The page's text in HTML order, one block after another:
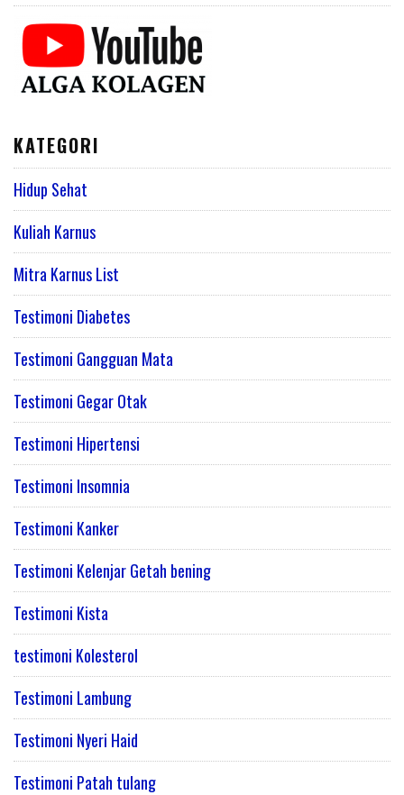
KATEGORI
Hidup Sehat
Kuliah Karnus
Mitra Karnus List
Testimoni Diabetes
Testimoni Gangguan Mata
Testimoni Gegar Otak
Testimoni Hipertensi
Testimoni Insomnia
Testimoni Kanker
Testimoni Kelenjar Getah bening
Testimoni Kista
testimoni Kolesterol
Testimoni Lambung
Testimoni Nyeri Haid
Testimoni Patah tulang